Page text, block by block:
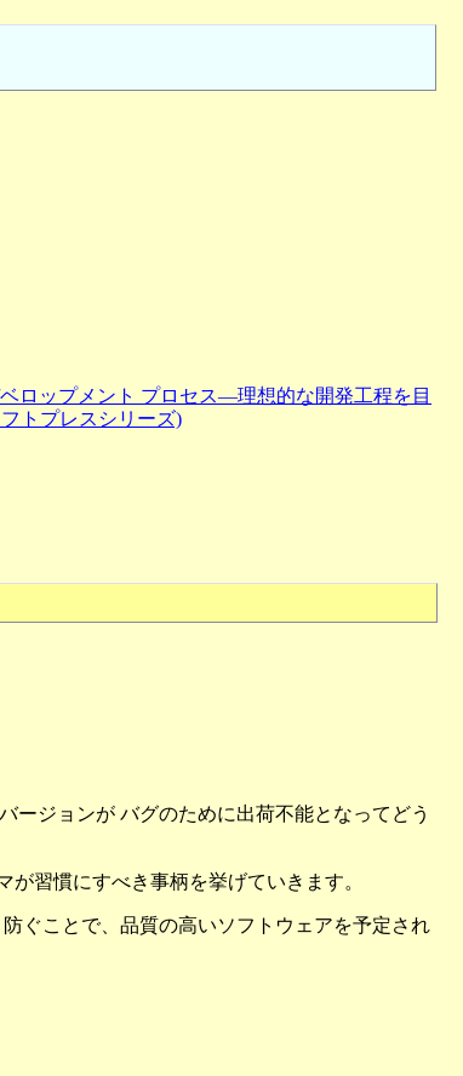
ロップメント プロセス—理想的な開発工程を目
トプレスシリーズ)
ージョンが バグのために出荷不能となってどう
習慣にすべき事柄を挙げていきます。
ぐことで、品質の高いソフトウェアを予定され